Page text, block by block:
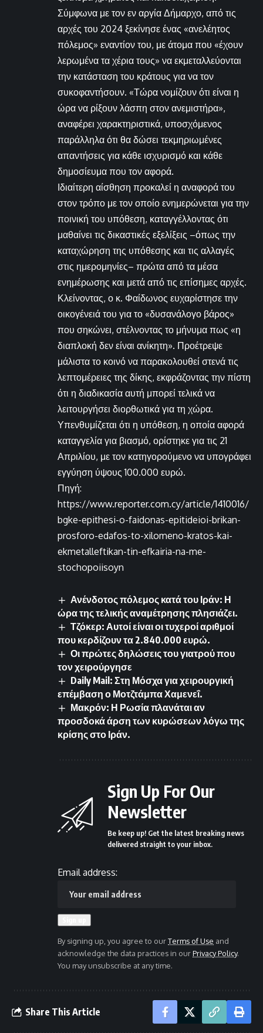
Σύμφωνα με τον εν αργία Δήμαρχο, από τις
αρχές του 2024 ξεκίνησε ένας «ανελέητος
πόλεμος» εναντίον του, με άτομα που «έχουν
λερωμένα τα χέρια τους» να εκμεταλλεύονται
την κατάσταση του κράτους για να τον
συκοφαντήσουν. «Τώρα νομίζουν ότι είναι η
ώρα να ρίξουν λάσπη στον ανεμιστήρα»,
αναφέρει χαρακτηριστικά, υποσχόμενος
παράλληλα ότι θα δώσει τεκμηριωμένες
απαντήσεις για κάθε ισχυρισμό και κάθε
δημοσίευμα που τον αφορά.
Ιδιαίτερη αίσθηση προκαλεί η αναφορά του
στον τρόπο με τον οποίο ενημερώνεται για την
ποινική του υπόθεση, καταγγέλλοντας ότι
μαθαίνει τις δικαστικές εξελίξεις –όπως την
καταχώρηση της υπόθεσης και τις αλλαγές
στις ημερομηνίες– πρώτα από τα μέσα
ενημέρωσης και μετά από τις επίσημες αρχές.
Κλείνοντας, ο κ. Φαίδωνος ευχαρίστησε την
οικογένειά του για το «δυσανάλογο βάρος»
που σηκώνει, στέλνοντας το μήνυμα πως «η
διαπλοκή δεν είναι ανίκητη». Προέτρεψε
μάλιστα το κοινό να παρακολουθεί στενά τις
λεπτομέρειες της δίκης, εκφράζοντας την πίστη
ότι η διαδικασία αυτή μπορεί τελικά να
λειτουργήσει διορθωτικά για τη χώρα.
Υπενθυμίζεται ότι η υπόθεση, η οποία αφορά
καταγγελία για βιασμό, ορίστηκε για τις 21
Απριλίου, με τον κατηγορούμενο να υπογράφει
εγγύηση ύψους 100.000 ευρώ.
Πηγή:
https://www.reporter.com.cy/article/1410016/
bgke-epithesi-o-faidonas-epitideioi-brikan-
prosforo-edafos-to-xilomeno-kratos-kai-
ekmetalleftikan-tin-efkairia-na-me-
stochopoiisoyn
Ανένδοτος πόλεμος κατά του Ιράν: Η
ώρα της τελικής αναμέτρησης πλησιάζει.
Τζόκερ: Αυτοί είναι οι τυχεροί αριθμοί
που κερδίζουν τα 2.840.000 ευρώ.
Οι πρώτες δηλώσεις του γιατρού που
τον χειρούργησε
Daily Mail: Στη Μόσχα για χειρουργική
επέμβαση ο Μοτζτάμπα Χαμενεΐ.
Μακρόν: Η Ρωσία πλανάται αν
προσδοκά άρση των κυρώσεων λόγω της
κρίσης στο Ιράν.
Sign Up For Our
Newsletter
Be keep up! Get the latest breaking news
delivered straight to your inbox.
Email address:
By signing up, you agree to ourTerms of Use and
acknowledge the data practices in ourPrivacy Policy.
You may unsubscribe at any time.
Share This Article